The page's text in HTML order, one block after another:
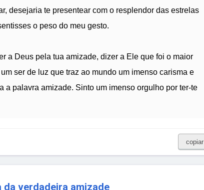
desejaria te presentear com o resplendor das estrelas
o peso do meu gesto.
a Deus pela tua amizade, dizer a Ele que foi o maior
ser de luz que traz ao mundo um imenso carisma e
a palavra amizade. Sinto um imenso orgulho por ter-te
copiar
da verdadeira amizade